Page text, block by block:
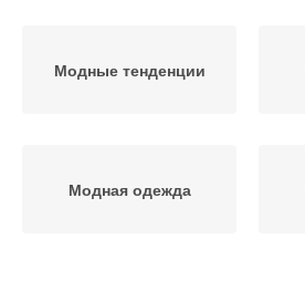
Модные тенденции
Модная одежда